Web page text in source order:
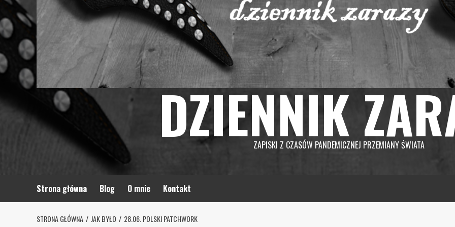
DZIENNIK
ZAPISKI Z CZASÓW PANDEMICZNEJ PRZEMIANY ŚWIATA
Strona główna Blog O mnie Kontakt
STRONA GŁÓWNA JAK BYŁO 28.06. POLSKI PATCHWORK